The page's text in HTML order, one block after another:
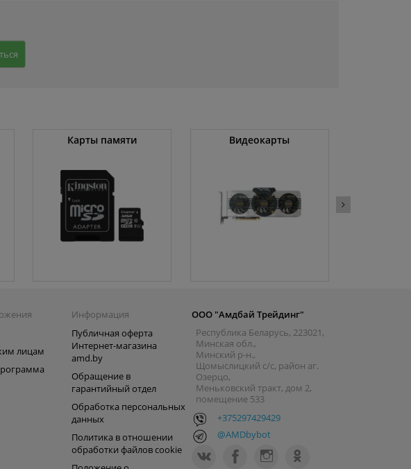
Карты памяти Видеокарты
лицам
Информация
Публичная оферта
Интернет-магазина
amd.by
Обращение в
гарантийный отдел
Обработка персональных
данных
Политика в отношении
обработки файлов cookie
ООО "Амдбай Трейдинг"
Республика Беларусь, 223021,
Минская обл.,
Минский р-н.,
Щомыслицкий с/с, район аг.
Озерцо,
Меньковский тракт, дом 2,
помещение 533
+375297429429
@AMDbybot